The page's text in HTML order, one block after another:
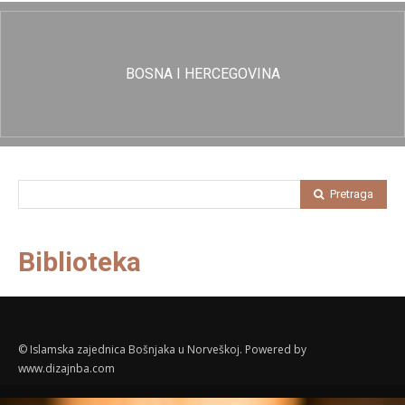
BOSNA I HERCEGOVINA
Pretraga
Biblioteka
© Islamska zajednica Bošnjaka u Norveškoj. Powered by
www.dizajnba.com